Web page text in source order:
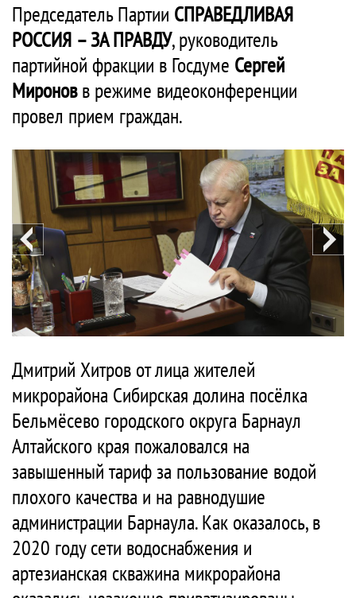
Председатель Партии СПРАВЕДЛИВАЯ
РОССИЯ – ЗА ПРАВДУ, руководитель
партийной фракции в Госдуме Сергей
Мироновв режиме видеоконференции
провел прием граждан.
Дмитрий Хитров от лица жителей
микрорайона Сибирская долина посёлка
Бельмёсево городского округа Барнаул
Алтайского края пожаловался на
завышенный тариф за пользование водой
плохого качества и на равнодушие
администрации Барнаула. Как оказалось, в
2020 году сети водоснабжения и
артезианская скважина микрорайона